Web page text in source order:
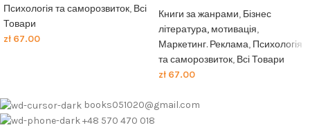
Психологія та саморозвиток, Всі
Товари
zł 67.00
Книги за жанрами, Бізнес
література, мотивація,
Маркетинг. Реклама, Психологія
та саморозвиток, Всі Товари
zł 67.00
books051020@gmail.com
+48 570 470 018